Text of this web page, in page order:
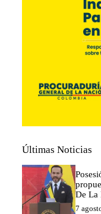
Últimas Noticias
De La
7